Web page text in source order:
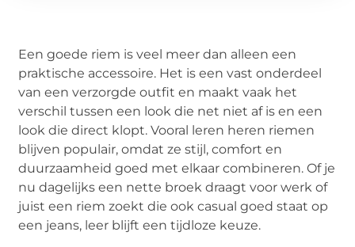
Een goede riem is veel meer dan alleen een
praktische accessoire. Het is een vast onderdeel
van een verzorgde outfit en maakt vaak het
verschil tussen een look die net niet af is en een
look die direct klopt. Vooral leren heren riemen
blijven populair, omdat ze stijl, comfort en
duurzaamheid goed met elkaar combineren. Of je
nu dagelijks een nette broek draagt voor werk of
juist een riem zoekt die ook casual goed staat op
een jeans, leer blijft een tijdloze keuze.